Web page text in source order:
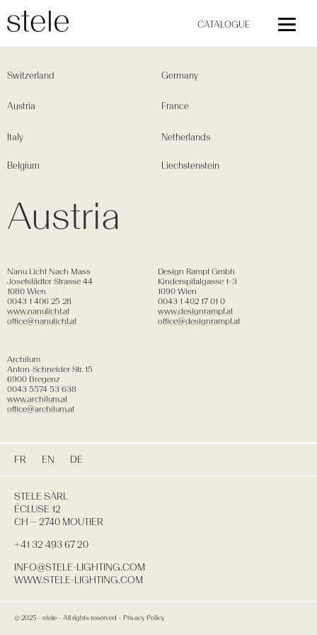
CATALOGUE
Switzerland Germany
Austria France
Italy Netherlands
Belgium Liechstenstein
Austria
Nanu Licht Nach Mass
Josefstädter Strasse 44
1080 Wien
0043 1 406 25 28
www.nanulicht.at
office@nanulicht.at
Design Rampf Gmbh
Kinderspitalgasse 1-3
1090 Wien
0043 1 402 17 01 0
www.designrampf.at
office@designrampf.at
Archilum
Anton-Schneider-Str. 15
6900 Bregenz
0043 5574 53 638
www.archilum.at
office@archilum.at
FR EN DE
STELE SÀRL
ÉCLUSE 12
CH — 2740 MOUTIER
+41 32 493 67 20
INFO@STELE-LIGHTING.COM
WWW.STELE-LIGHTING.COM
© 2025 – stele – All rights reserved – Privacy Policy